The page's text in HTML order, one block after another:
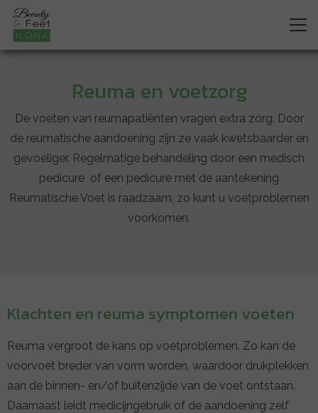
Reuma en voetzorg
De voeten van reumapatiënten vragen extra zorg. Door
de reumatische aandoening zijn ze vaak kwetsbaarder en
gevoeliger. Regelmatige behandeling door een medisch
pedicure of een pedicure met de aantekening
Reumatische Voet is raadzaam, zo kunt u voetproblemen
voorkomen.
Klachten en reuma symptomen voeten
Reuma vergroot de kans op voetproblemen. Zo kan de
voorvoet breder van vorm worden, waardoor drukplekken
aan de binnen- en/of buitenzijde van de voet ontstaan.
Daarnaast leidt medicijngebruik of de aandoening zelf